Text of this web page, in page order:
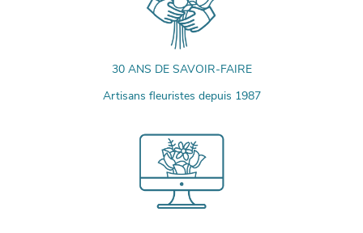
30 ANS DE SAVOIR-FAIRE
Artisans fleuristes depuis 1987